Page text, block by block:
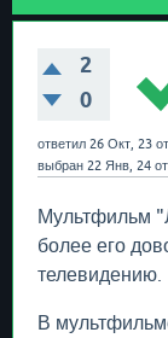
2
0
ответил 26 Окт, 23 от
выбран 22 Янв, 24 от
Мультфильм
более его
телевидению.
В